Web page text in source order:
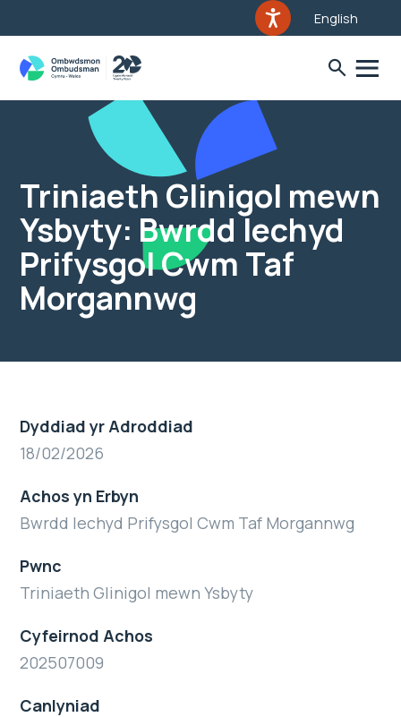
English
Triniaeth Glinigol mewn
Ysbyty: Bwrdd Iechyd
Prifysgol Cwm Taf
Morgannwg
Dyddiad yr Adroddiad
18/02/2026
Achos yn Erbyn
Bwrdd Iechyd Prifysgol Cwm Taf Morgannwg
Pwnc
Triniaeth Glinigol mewn Ysbyty
Cyfeirnod Achos
202507009
Canlyniad